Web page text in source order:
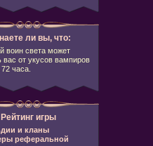
ли вы, что:
воин света может
вас от укусов вампиров
часа.
Рейтинг игры
и кланы
реферальной